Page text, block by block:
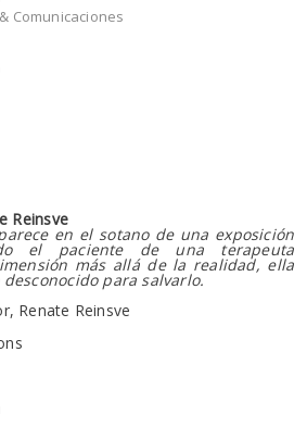
Comunicaciones
Reinsve
en el sotano de una exposición
el paciente de una terapeuta
más allá de la realidad, ella
para salvarlo.
Renate Reinsve